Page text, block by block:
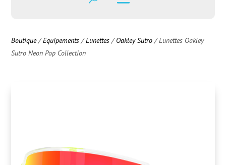
Boutique/Equipements /Lunettes /Oakley Sutro / Lunettes Oakley
Sutro Neon Pop Collection